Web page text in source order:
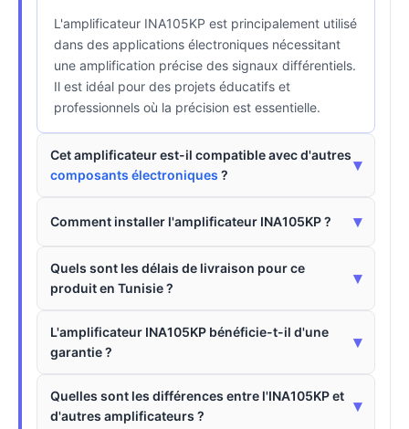
L'amplificateur INA105KP est principalement utilisé
dans des applications électroniques nécessitant
une amplification précise des signaux différentiels.
Il est idéal pour des projets éducatifs et
professionnels où la précision est essentielle.
Cet amplificateur est-il compatible avec d'autres
composants électroniques ?
▾
Comment installer l'amplificateur INA105KP ? ▾
Quels sont les délais de livraison pour ce
produit en Tunisie ?
▾
L'amplificateur INA105KP bénéficie-t-il d'une
garantie ?
▾
Quelles sont les différences entre l'INA105KP et
d'autres amplificateurs ?
▾